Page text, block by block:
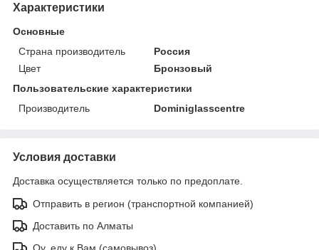
Характеристики
Основные
Страна производитель
Россия
Цвет
Бронзовый
Пользовательские характеристики
Производитель
Dominiglasscentre
Условия доставки
Доставка осуществляется только по предоплате.
Отправить в регион (транспортной компанией)
Доставить по Алматы
Оу, еду к Вам (самовывоз)